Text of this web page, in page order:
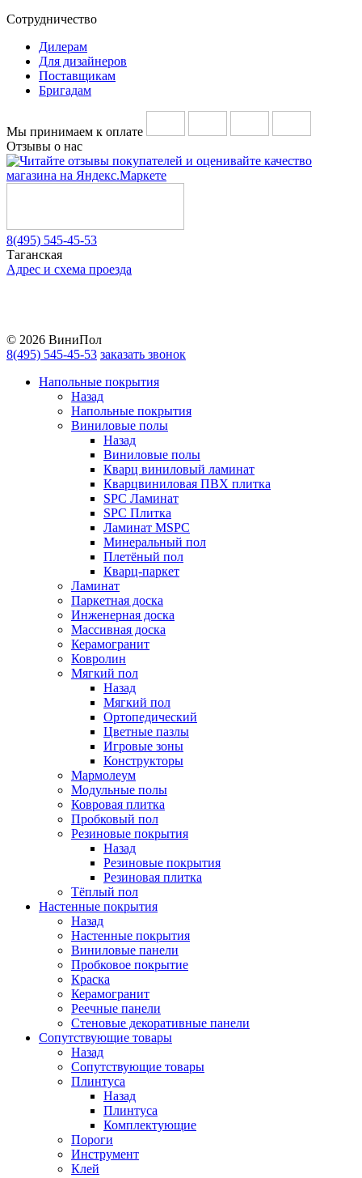
Сотрудничество
Дилерам
Для дизайнеров
Поставщикам
Бригадам
Мы принимаем к оплате
Отзывы о нас
8(495) 545-45-53
Таганская
Адрес и схема проезда
© 2026 ВиниПол
8(495) 545-45-53 заказать звонок
Напольные покрытия
Назад
Напольные покрытия
Виниловые полы
Назад
Виниловые полы
Кварц виниловый ламинат
Кварцвиниловая ПВХ плитка
SPC Ламинат
SPC Плитка
Ламинат MSPC
Минеральный пол
Плетёный пол
Кварц-паркет
Ламинат
Паркетная доска
Инженерная доска
Массивная доска
Керамогранит
Ковролин
Мягкий пол
Назад
Мягкий пол
Ортопедический
Цветные пазлы
Игровые зоны
Конструкторы
Мармолеум
Модульные полы
Ковровая плитка
Пробковый пол
Резиновые покрытия
Назад
Резиновые покрытия
Резиновая плитка
Тёплый пол
Настенные покрытия
Назад
Настенные покрытия
Виниловые панели
Пробковое покрытие
Краска
Керамогранит
Реечные панели
Стеновые декоративные панели
Сопутствующие товары
Назад
Сопутствующие товары
Плинтуса
Назад
Плинтуса
Комплектующие
Пороги
Инструмент
Клей